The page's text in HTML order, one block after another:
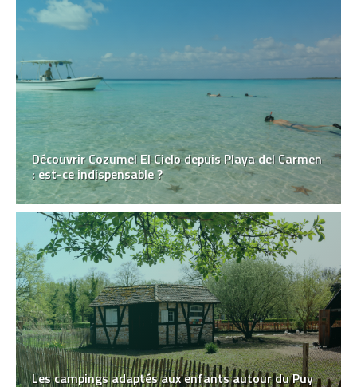
Découvrir Cozumel El Cielo depuis Playa del Carmen
: est-ce indispensable ?
Les campings adaptés aux enfants autour du Puy